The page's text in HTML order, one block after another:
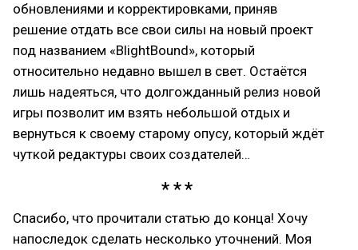
обновлениями и корректировками, приняв
решение отдать все свои силы на новый проект
под названием «BlightBound», который
относительно недавно вышел в свет. Остаётся
лишь надеяться, что долгожданный релиз новой
игры позволит им взять небольшой отдых и
вернуться к своему старому опусу, который ждёт
чуткой редактуры своих создателей…
Спасибо, что прочитали статью до конца! Хочу
напоследок сделать несколько уточнений. Моя